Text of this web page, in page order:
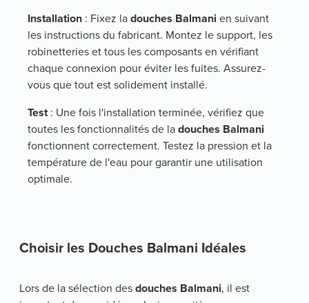
Installation : Fixez ladouches Balmani en suivant
les instructions du fabricant. Montez le support, les
robinetteries et tous les composants en vérifiant
chaque connexion pour éviter les fuites. Assurez-
vous que tout est solidement installé.
Test: Une fois l'installation terminée, vérifiez que
toutes les fonctionnalités de ladouches Balmani
fonctionnent correctement. Testez la pression et la
température de l'eau pour garantir une utilisation
optimale.
Choisir les Douches Balmani Idéales
Lors de la sélection des douches Balmani, il est